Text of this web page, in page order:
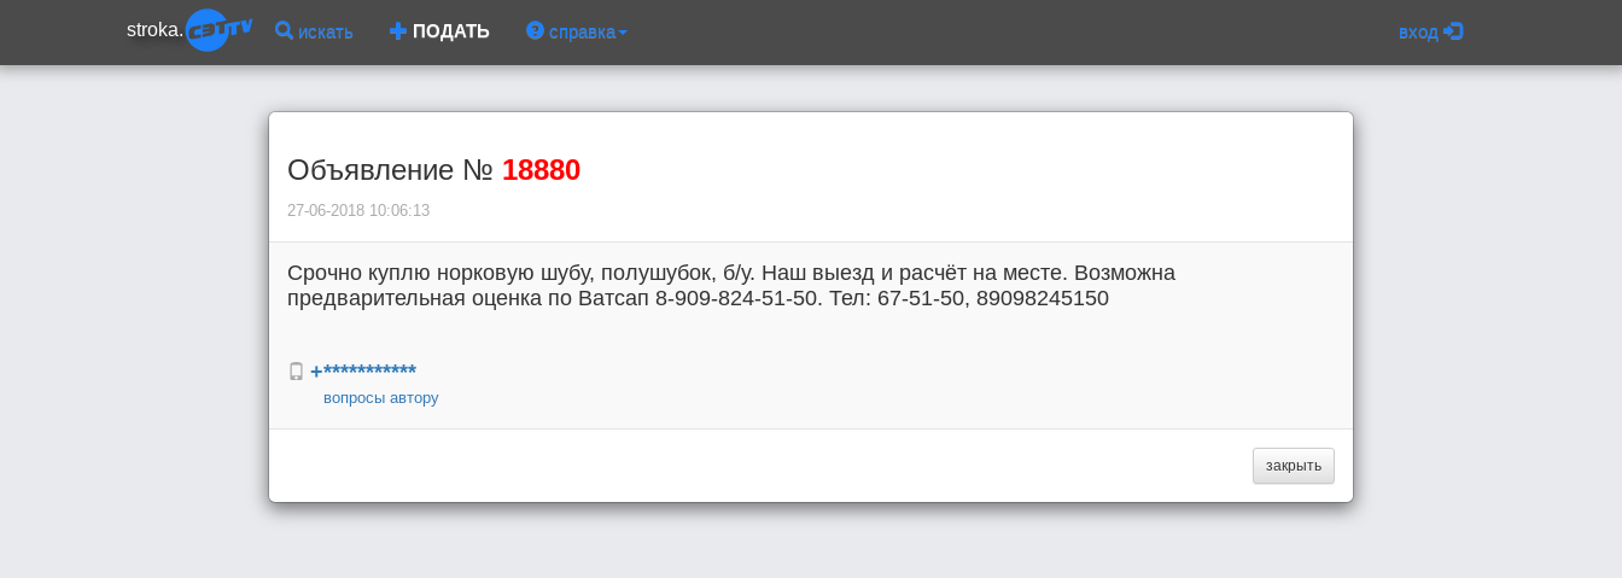
stroka. искать ПОДАТЬ справка вход
Объявление № 18880
27-06-2018 10:06:13
Срочно куплю норковую шубу, полушубок, б/у. Наш выезд и расчёт на месте. Возможна
предварительная оценка по Ватсап 8-909-824-51-50. Тел: 67-51-50, 89098245150
+***********
вопросы автору
закрыть